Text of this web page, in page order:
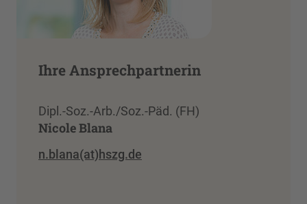
Ihre Ansprechpartnerin
Dipl.-Soz.-Arb./Soz.-Päd. (FH)
Nicole Blana
n.blana(at)hszg.de